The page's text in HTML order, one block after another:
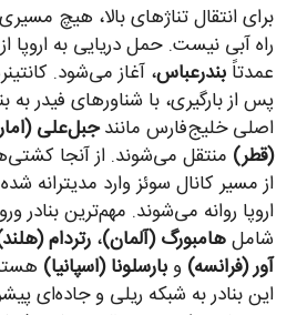
برای انتقال تناژهای بالا، هیچ
راه آبی نیست. حمل دریایی به اروپا از
عمدتاً بندرعباس
پس از بارگیری، با شناورهای فیدر به
اصلی خلیج‌فارس مانندجبل‌علی
(قطر) منتقل می‌شوند. از آنجا
از مسیر کانال سوئز وارد مدیترانه
اروپا روانه می‌شوند. مهم‌ترین بنادر
شاملهامبورگ (آلمان)، رتردام
آور (فرانسه) وبارسلونا (اسپانیا)
این بنادر به شبکه ریلی و جاده‌ای